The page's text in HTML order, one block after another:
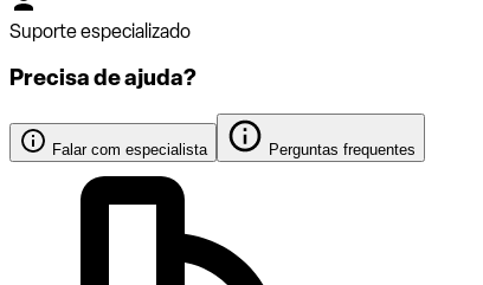
Suporte especializado
Precisa de ajuda?
Falar com especialista Perguntas frequentes